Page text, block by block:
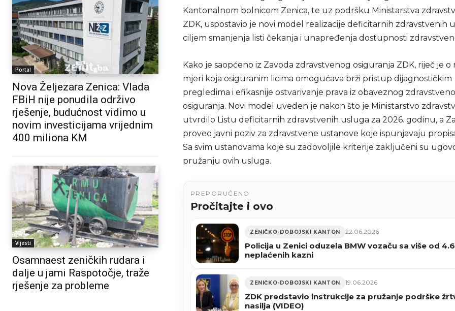
Portal
Nova Željezara Zenica: Vlada
FBiH nije ponudila održivo
rješenje, budućnost vidimo u
novim investicijama vrijednim
400 miliona KM
Vijesti
Osamnaest zeničkih rudara i
dalje u jami Raspotočje, traže
rješenje za probleme
Kantonalnom bolnicom Zenica, te uz podršku Ministarstva
ZDK, uspostavio je novi model realizacije deficitarnih zdravstvenih
ciljem smanjenja listi čekanja i unapređenja dostupnosti
Kako je saopćeno iz Zavoda zdravstvenog osiguranja ZDK, riječ je
mjeri koja osiguranim licima omogućava brži pristup dijagnostičkim
pregledima i efikasnije ostvarivanje prava iz obaveznog
osiguranja. Novi model uveden je nakon što je Ministarstvo
utvrdilo Listu deficitarnih zdravstvenih usluga za 2026. godinu, a
proveo javni poziv za zdravstvene ustanove koje ispunjavaju
Sa svim ustanovama koje su zadovoljile kriterije zaključeni su
pružanju ovih usluga.
PREPORUČENO
Pročitajte i ovo
ZENIČKO-DOBOJSKI KANTON 22.06.2026
Policija u Zenici oduzela BMW vozaču sa više od
neplaćenih kazni
ZENIČKO-DOBOJSKI KANTON 19.06.2026
ZDK predstavio instrukcije za pružanje podrške
nasilja (VIDEO)